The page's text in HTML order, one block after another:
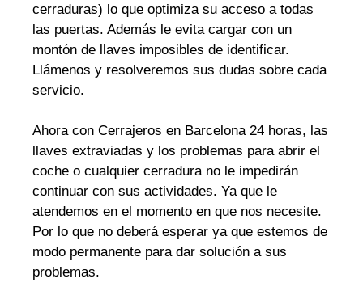
cerraduras) lo que optimiza su acceso a todas
las puertas. Además le evita cargar con un
montón de llaves imposibles de identificar.
Llámenos y resolveremos sus dudas sobre cada
servicio.
Ahora con Cerrajeros en Barcelona 24 horas, las
llaves extraviadas y los problemas para abrir el
coche o cualquier cerradura no le impedirán
continuar con sus actividades. Ya que le
atendemos en el momento en que nos necesite.
Por lo que no deberá esperar ya que estemos de
modo permanente para dar solución a sus
problemas.